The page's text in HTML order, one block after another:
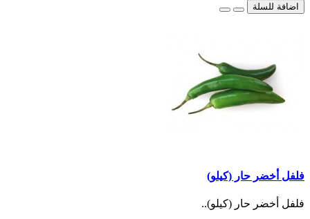
اضافة للسلة
فلفل أخضر حار (كيلو)
فلفل أخضر حار (كيلو)..